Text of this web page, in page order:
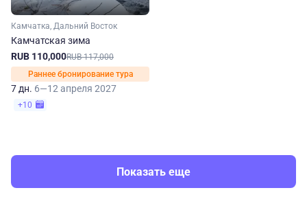
Камчатка, Дальний Восток
Камчатская зима
RUB 110,000RUB 117,000
Раннее бронирование тура
7 дн. 6—12 апреля 2027
+10
Показать еще